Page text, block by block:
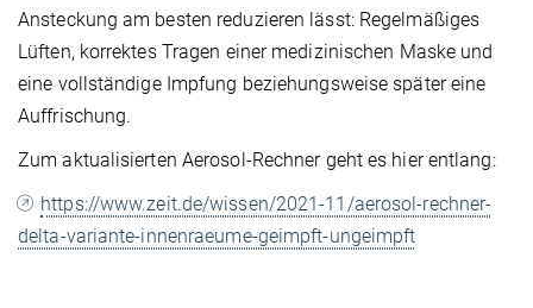
Ansteckung am besten reduzieren lässt: Regelmäßiges
Lüften, korrektes Tragen einer medizinischen Maske und
eine vollständige Impfung beziehungsweise später eine
Auffrischung.
Zum aktualisierten Aerosol-Rechner geht es hier entlang:
https://www.zeit.de/wissen/2021-11/aerosol-rechner-
delta-variante-innenraeume-geimpft-ungeimpft